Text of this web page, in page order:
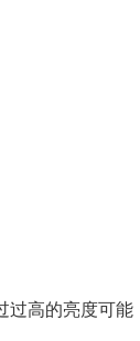
过高的亮度可能